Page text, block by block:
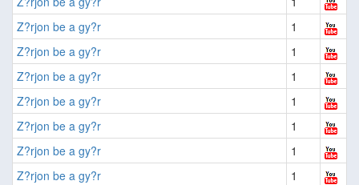
Z?rjon be a gy?r
1
Z?rjon be a gy?r
1
Z?rjon be a gy?r
1
Z?rjon be a gy?r
1
Z?rjon be a gy?r
1
Z?rjon be a gy?r
1
Z?rjon be a gy?r
1